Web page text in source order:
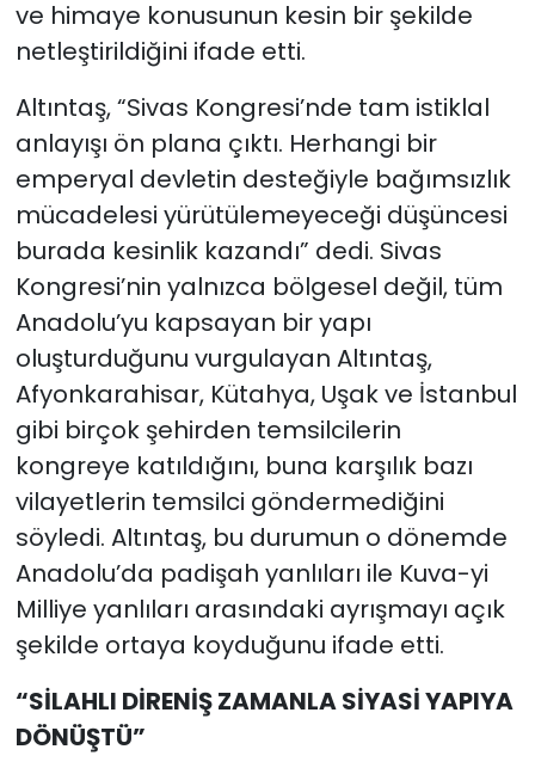
ve himaye konusunun kesin bir şekilde
netleştirildiğini ifade etti.
Altıntaş, “Sivas Kongresi’nde tam istiklal
anlayışı ön plana çıktı. Herhangi bir
emperyal devletin desteğiyle bağımsızlık
mücadelesi yürütülemeyeceği düşüncesi
burada kesinlik kazandı” dedi. Sivas
Kongresi’nin yalnızca bölgesel değil, tüm
Anadolu’yu kapsayan bir yapı
oluşturduğunu vurgulayan Altıntaş,
Afyonkarahisar, Kütahya, Uşak ve İstanbul
gibi birçok şehirden temsilcilerin
kongreye katıldığını, buna karşılık bazı
vilayetlerin temsilci göndermediğini
söyledi. Altıntaş, bu durumun o dönemde
Anadolu’da padişah yanlıları ile Kuva-yi
Milliye yanlıları arasındaki ayrışmayı açık
şekilde ortaya koyduğunu ifade etti.
“SİLAHLI DİRENİŞ ZAMANLA SİYASİ YAPIYA
DÖNÜŞTÜ”